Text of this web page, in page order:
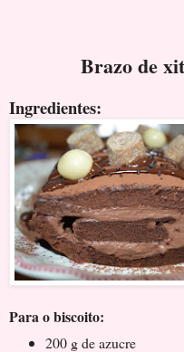
Brazo de
Ingredientes:
Para o biscoito:
200 g de azucre